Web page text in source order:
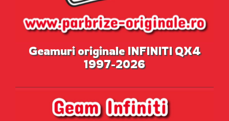
Geamuri originale INFINITI QX4
1997-2026